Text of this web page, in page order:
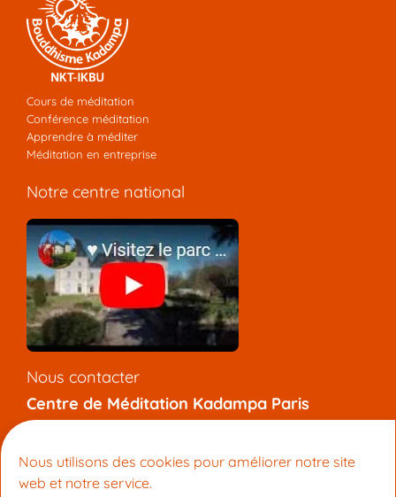
Nous utilisons des cookies pour améliorer notre site
web et notre service.
Cours de méditation
Conférence méditation
Apprendre à méditer
Méditation en entreprise
Notre centre national
Nous contacter
Centre de Méditation Kadampa Paris
+33 (0) 9 81 92 47 12
info@meditation-paris.org